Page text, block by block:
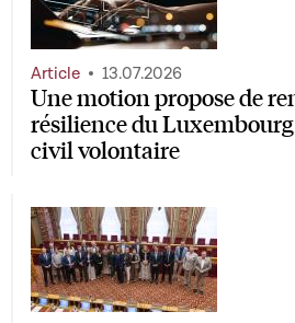
Une motion propose de
résilience du
civil volontaire
Article 13.07.2026